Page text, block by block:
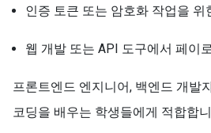
인증 토큰 또는 암호화 작업을 위
웹 개발 또는 API 도구에서 페이
프론트엔드 엔지니어, 백엔드 개발
코딩을 배우는 학생들에게 적합합